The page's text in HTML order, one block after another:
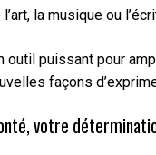
la musique ou
outil puissant pour
façons
votre